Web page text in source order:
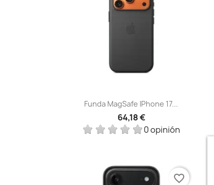
Vista rápida
Funda MagSafe IPhone 17...
64,18 €
0 opinión
favorite_border